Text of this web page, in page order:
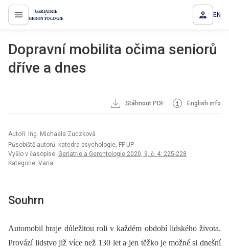
proLékaře.cz EN
Dopravní mobilita očima seniorů
dříve a dnes
Stáhnout PDF English info
Autoři: Ing. Michaela Zuczková
Působiště autorů: katedra psychologie, FF UP
Vyšlo v časopise: Geriatrie a Gerontologie 2020, 9, č. 4: 225-228
Kategorie: Varia
Souhrn
Automobil hraje důležitou roli v každém období lidského života.
Provází lidstvo již více než 130 let a jen těžko je možné si dnešní